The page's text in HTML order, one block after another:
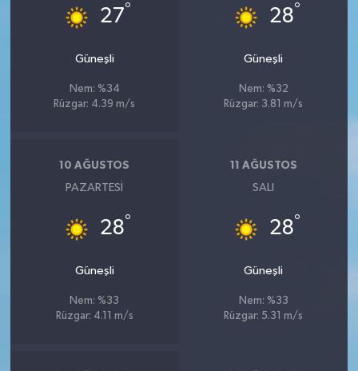
27°
Güneşli
Nem: %34
Rüzgar: 4.39 m/s
28°
Güneşli
Nem: %32
Rüzgar: 3.81 m/s
10 AĞUSTOS
PAZARTESI
28°
Güneşli
Nem: %33
Rüzgar: 4.11 m/s
11 AĞUSTOS
SALI
28°
Güneşli
Nem: %33
Rüzgar: 5.31 m/s